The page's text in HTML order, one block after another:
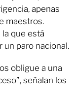
apenas
maestros.
que está
un paro nacional.
obligue a una
señalan los